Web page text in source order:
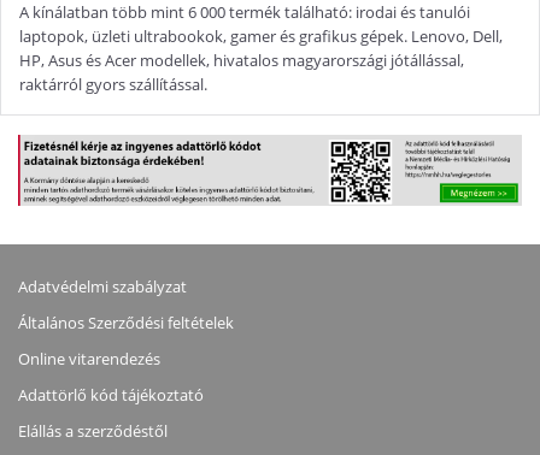
A kínálatban több mint 6 000 termék található: irodai és tanulói
laptopok, üzleti ultrabookok, gamer és grafikus gépek. Lenovo, Dell,
HP, Asus és Acer modellek, hivatalos magyarországi jótállással,
raktárról gyors szállítással.
Adatvédelmi szabályzat
Általános Szerződési feltételek
Online vitarendezés
Adattörlő kód tájékoztató
Elállás a szerződéstől